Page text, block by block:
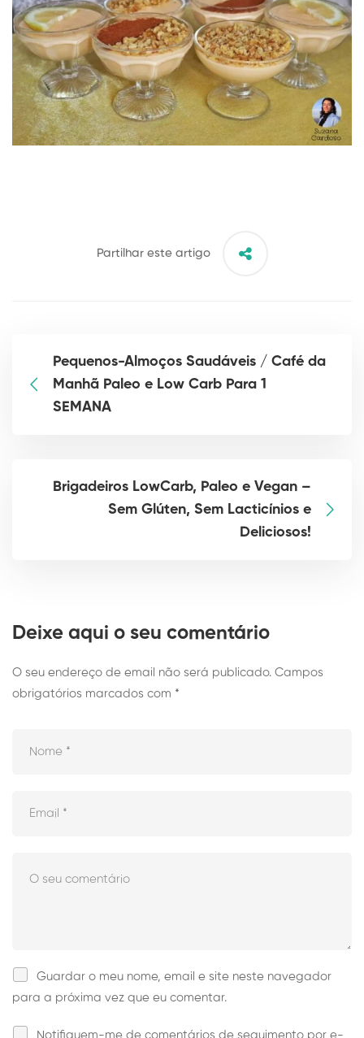
Partilhar este artigo
Pequenos-Almoços Saudáveis / Café da
Manhã Paleo e Low Carb Para 1
SEMANA
Brigadeiros LowCarb, Paleo e Vegan –
Sem Glúten, Sem Lacticínios e
Deliciosos!
Deixe aqui o seu comentário
O seu endereço de email não será publicado. Campos
obrigatórios marcados com *
Guardar o meu nome, email e site neste navegador
para a próxima vez que eu comentar.
Notifiquem-me de comentários de seguimento por e-